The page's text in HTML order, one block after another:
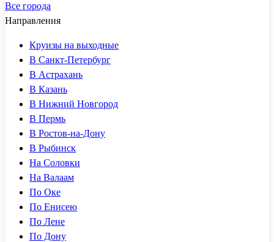
Все города
Направления
Круизы на выходные
В Санкт-Петербург
В Астрахань
В Казань
В Нижний Новгород
В Пермь
В Ростов-на-Дону
В Рыбинск
На Соловки
На Валаам
По Оке
По Енисею
По Лене
По Дону